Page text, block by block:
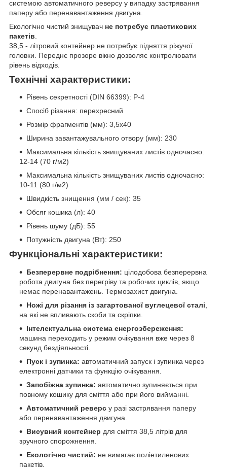
системою автоматичного реверсу у випадку застрявання
паперу або перенавантаження двигуна.
Екологічно чистий знищувач не потребує пластикових
пакетів
38,5 - літровий контейнер не потребує підняття ріжучої
головки. Переднє прозоре вікно дозволяє контролювати
рівень відходів.
Технічні характеристики:
Рівень секретності (DIN 66399): P-4
Спосіб різання: перехресний
Розмір фрагментів (мм): 3,5x40
Ширина завантажувального отвору (мм): 230
Максимальна кількість знищуваних листів одночасно:
12-14 (70 г/м2)
Максимальна кількість знищуваних листів одночасно:
10-11 (80 г/м2)
Швидкість знищення (мм / сек): 35
Обсяг кошика (л): 40
Рівень шуму (дБ): 55
Потужність двигуна (Вт): 250
Функціональні характеристики:
Безперервне подрібнення: цілодобова безперервна
робота двигуна без перегріву та робочих циклів, якщо
немає перенавантажень. Термозахист двигуна.
Ножі для різання із загартованої вуглецевої сталі
на які не впливають скоби та скріпки.
Інтелектуальна система енергозбереження:
машина переходить у режим очікування вже через 8
секунд бездіяльності.
Пуск і зупинка: автоматичний запуск і зупинка через
електронні датчики та функцію очікування.
Запобіжна зупинка: автоматично зупиняється при
повному кошику для сміття або при його вийманні.
Автоматичний реверс у разі застрявання паперу
або перенавантаження двигуна.
Висувний контейнер для сміття 38,5 літрів для
зручного спорожнення.
Екологічно чистий: не вимагає поліетиленових
пакетів.